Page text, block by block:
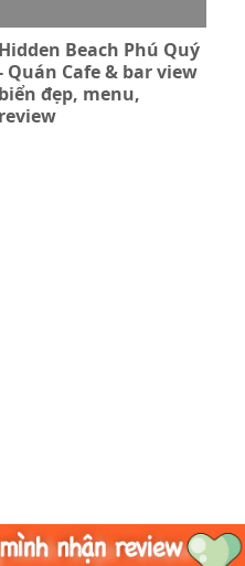
Hidden Beach Phú Quý
Quán Cafe & bar view
biển đẹp, menu,
review